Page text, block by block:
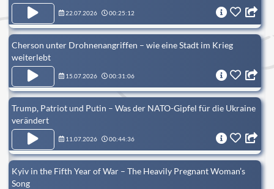
22.07.2026 00:25:12
Cherson unter Drohnenangriffen – wie eine Stadt im Krieg
weiterlebt
15.07.2026 00:31:06
Trump, Patriot und Putin – Was der NATO-Gipfel für die Ukraine
verändert
11.07.2026 00:44:36
Kyiv in the Fifth Year of War – The Heavily Pregnant Woman’s
Song